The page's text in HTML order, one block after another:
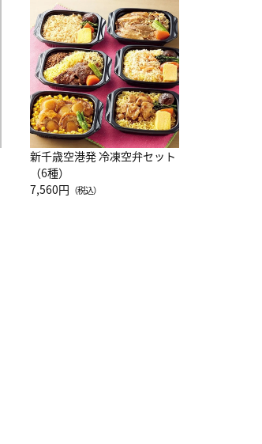
新千歳空港発 冷凍空弁セット
（6種）
7,560円 （税込）